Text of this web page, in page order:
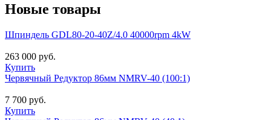
Новые товары
Шпиндель GDL80-20-40Z/4.0 40000rpm 4kW
263 000 руб.
Купить
Червячный Редуктор 86мм NMRV-40 (100:1)
7 700 руб.
Купить